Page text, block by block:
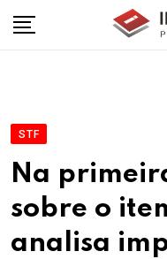
STF
Na
sobre o
analisa